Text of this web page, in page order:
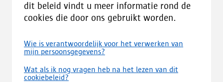
dit beleid vindt u meer informatie rond de
cookies die door ons gebruikt worden.
Wie is verantwoordelijk voor het verwerken van
mijn persoonsgegevens?
Wat als ik nog vragen heb na het lezen van dit
cookiebeleid?